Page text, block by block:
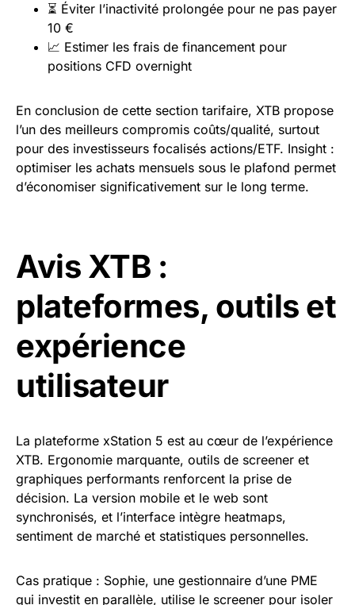
⏳ Éviter l’inactivité prolongée pour ne pas payer
10 €
📈 Estimer les frais de financement pour
positions CFD overnight
En conclusion de cette section tarifaire, XTB propose
l’un des meilleurs compromis coûts/qualité, surtout
pour des investisseurs focalisés actions/ETF. Insight :
optimiser les achats mensuels sous le plafond permet
d’économiser significativement sur le long terme.
Avis XTB :
plateformes, outils et
expérience
utilisateur
La plateforme xStation 5 est au cœur de l’expérience
XTB. Ergonomie marquante, outils de screener et
graphiques performants renforcent la prise de
décision. La version mobile et le web sont
synchronisés, et l’interface intègre heatmaps,
sentiment de marché et statistiques personnelles.
Cas pratique : Sophie, une gestionnaire d’une PME
qui investit en parallèle, utilise le screener pour isoler